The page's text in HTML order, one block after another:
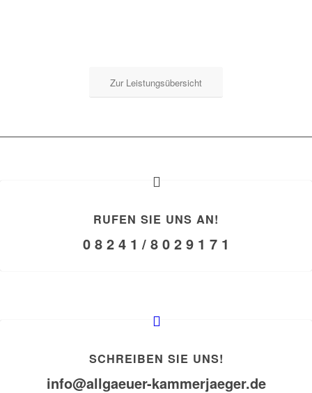
Zur Leistungsübersicht
RUFEN SIE UNS AN!
0 8 2 4 1 / 8 0 2 9 1 7 1
SCHREIBEN SIE UNS!
info@allgaeuer-kammerjaeger.de